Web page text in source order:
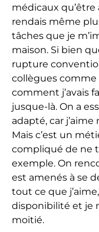
médicaux qu’être
rendais même
tâches que je
maison. Si bien
rupture
collègues comme
comment j’avais
jusque-là. On a
adapté, car
Mais c’est un
compliqué de ne
exemple. On
est amenés à se
tout ce que
disponibilité et je
moitié.